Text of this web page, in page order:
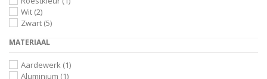
Wit (2)
Zwart (5)
MATERIAAL
Aardewerk (1)
Aluminium (1)